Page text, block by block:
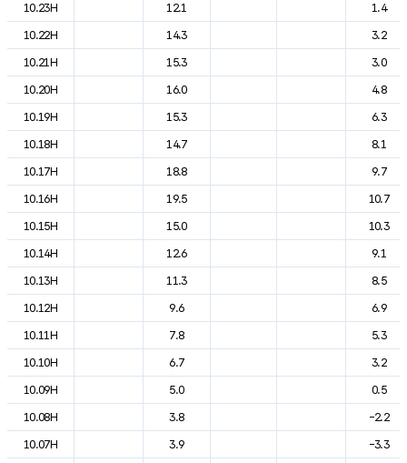
10.23H
12.1
1.4
10.22H
14.3
3.2
10.21H
15.3
3.0
10.20H
16.0
4.8
10.19H
15.3
6.3
10.18H
14.7
8.1
10.17H
18.8
9.7
10.16H
19.5
10.7
10.15H
15.0
10.3
10.14H
12.6
9.1
10.13H
11.3
8.5
10.12H
9.6
6.9
10.11H
7.8
5.3
10.10H
6.7
3.2
10.09H
5.0
0.5
10.08H
3.8
-2.2
10.07H
3.9
-3.3